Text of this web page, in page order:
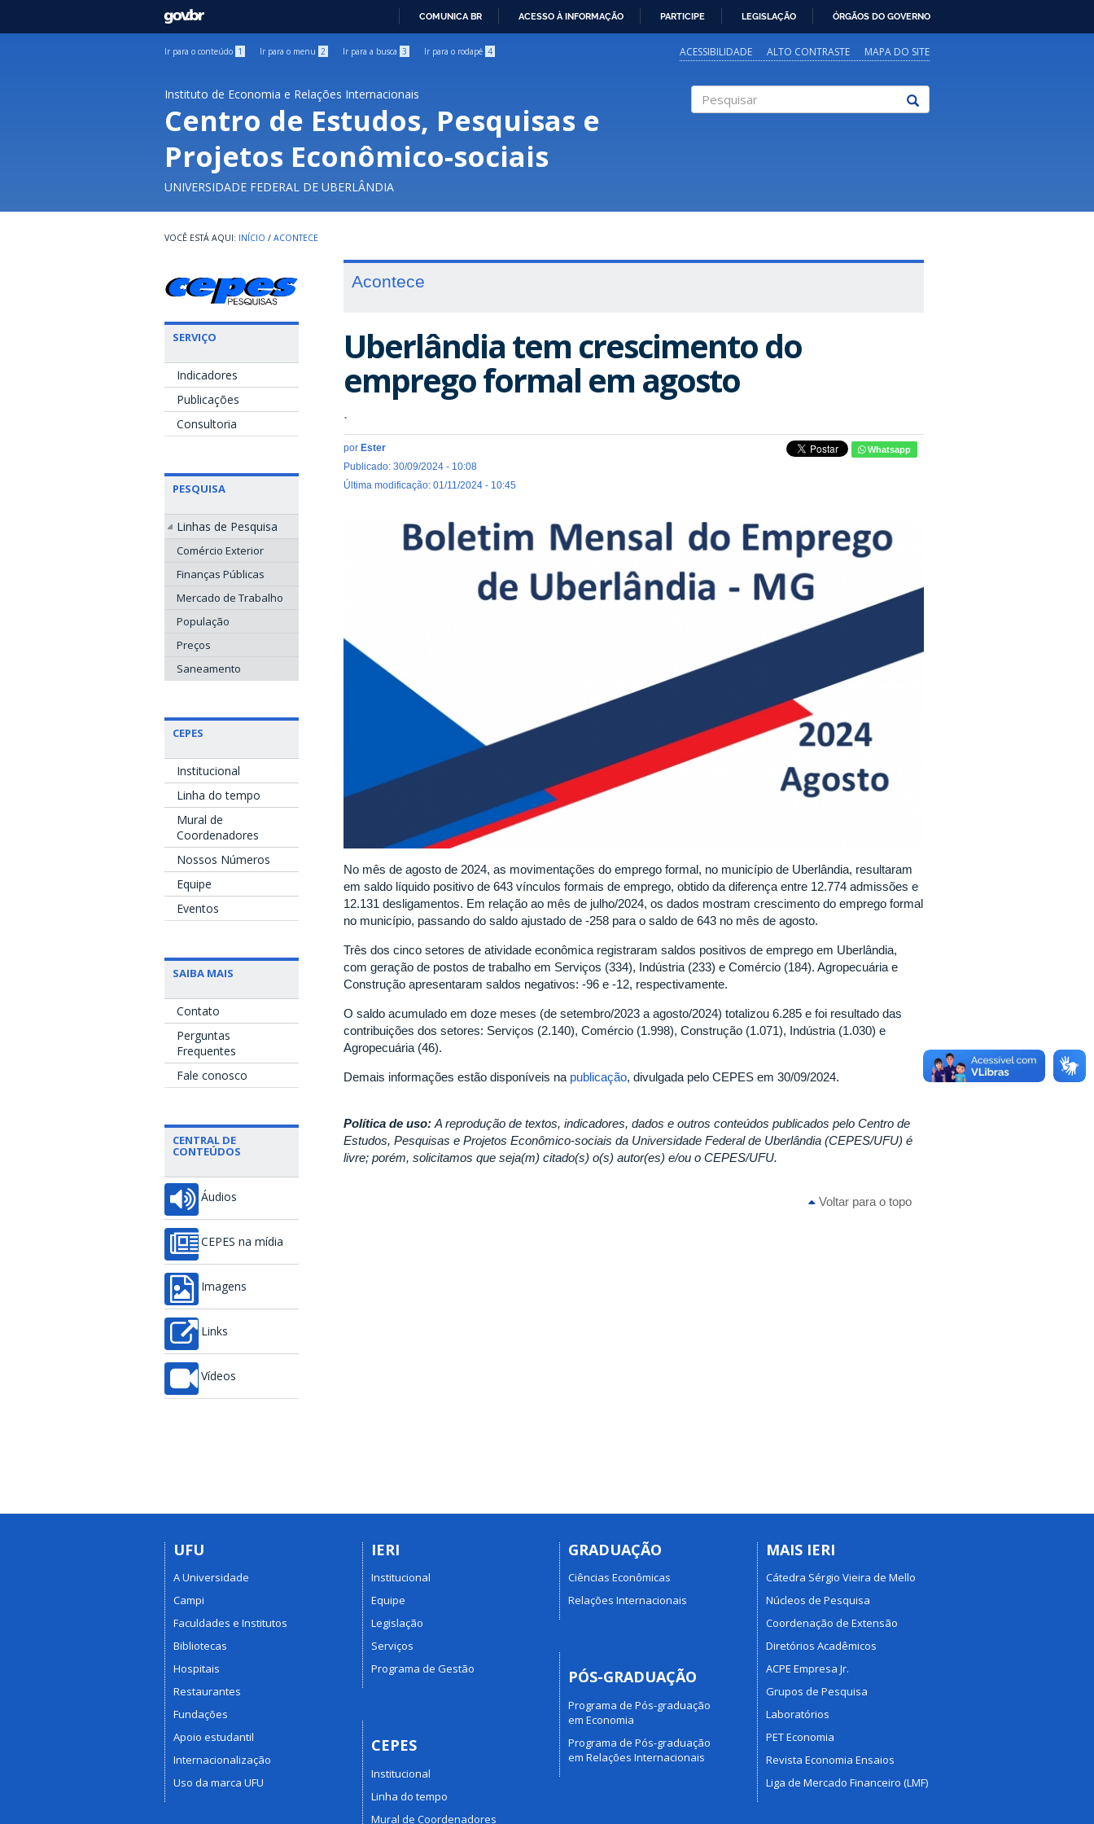
GOVBR
COMUNICA BR ACESSO À INFORMAÇÃO PARTICIPE LEGISLAÇÃO ÓRGÃOS DO GOVERNO
Ir para o conteúdo 1 Ir para o menu 2 Ir para a busca 3 Ir para o rodapé 4 ACESSIBILIDADE ALTO CONTRASTE MAPA DO SITE
Instituto de Economia e Relações Internacionais
Centro de Estudos, Pesquisas e
Projetos Econômico-sociais
UNIVERSIDADE FEDERAL DE UBERLÂNDIA
INÍCIO / ACONTECE
SERVIÇO
Indicadores
Publicações
Consultoria
PESQUISA
Linhas de Pesquisa
Comércio Exterior
Finanças Públicas
Mercado de Trabalho
População
Preços
Saneamento
CEPES
Institucional
Linha do tempo
Mural de
Coordenadores
Nossos Números
Equipe
Eventos
SAIBA MAIS
Contato
Perguntas
Frequentes
Fale conosco
CENTRAL DE
CONTEÚDOS
Áudios
CEPES na mídia
Imagens
Links
Vídeos
Acontece
Uberlândia tem crescimento do
emprego formal em agosto
.
por Ester
Publicado: 30/09/2024 - 10:08
Última modificação: 01/11/2024 - 10:45
Whatsapp
No mês de agosto de 2024, as movimentações do emprego formal, no município de Uberlândia, resultaram
em saldo líquido positivo de 643 vínculos formais de emprego, obtido da diferença entre 12.774 admissões e
12.131 desligamentos. Em relação ao mês de julho/2024, os dados mostram crescimento do emprego formal
no município, passando do saldo ajustado de -258 para o saldo de 643 no mês de agosto.
Três dos cinco setores de atividade econômica registraram saldos positivos de emprego em Uberlândia,
com geração de postos de trabalho em Serviços (334), Indústria (233) e Comércio (184). Agropecuária e
Construção apresentaram saldos negativos: -96 e -12, respectivamente.
O saldo acumulado em doze meses (de setembro/2023 a agosto/2024) totalizou 6.285 e foi resultado das
contribuições dos setores: Serviços (2.140), Comércio (1.998), Construção (1.071), Indústria (1.030) e
Agropecuária (46).
Demais informações estão disponíveis na publicação, divulgada pelo CEPES em 30/09/2024.
Política de uso: A reprodução de textos, indicadores, dados e outros conteúdos publicados pelo Centro de
Estudos, Pesquisas e Projetos Econômico-sociais da Universidade Federal de Uberlândia (CEPES/UFU) é
livre; porém, solicitamos que seja(m) citado(s) o(s) autor(es) e/ou o CEPES/UFU.
Voltar para o topo
UFU
A Universidade
Campi
Faculdades e Institutos
Bibliotecas
Hospitais
Restaurantes
Fundações
Apoio estudantil
Internacionalização
Uso da marca UFU
IERI
Institucional
Equipe
Legislação
Serviços
Programa de Gestão
CEPES
Institucional
Linha do tempo
Mural de Coordenadores
GRADUAÇÃO
Ciências Econômicas
Relações Internacionais
PÓS-GRADUAÇÃO
Programa de Pós-graduação
em Economia
Programa de Pós-graduação
em Relações Internacionais
MAIS IERI
Cátedra Sérgio Vieira de Mello
Núcleos de Pesquisa
Coordenação de Extensão
Diretórios Acadêmicos
ACPE Empresa Jr.
Grupos de Pesquisa
Laboratórios
PET Economia
Revista Economia Ensaios
Liga de Mercado Financeiro (LMF)